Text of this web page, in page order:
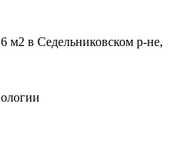
м2 в Седельниковском р-не,